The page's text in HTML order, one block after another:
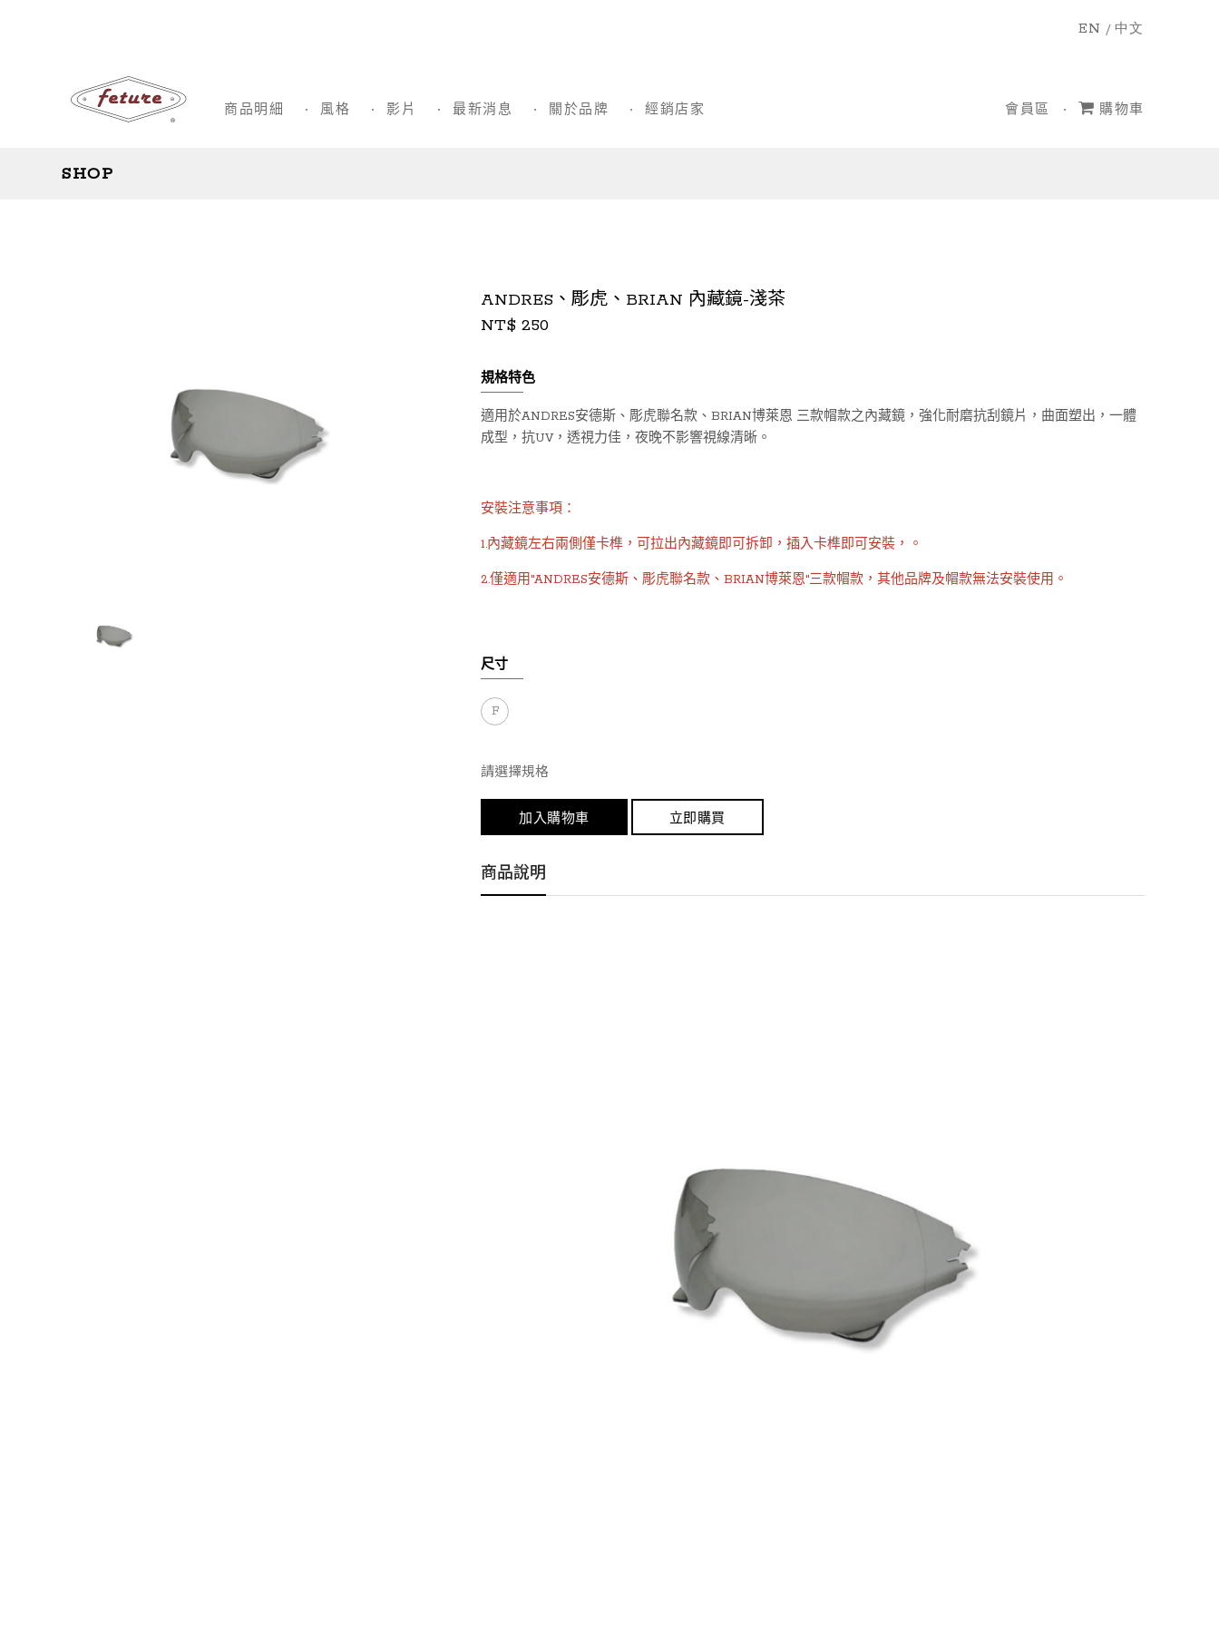
商品明細 風格 影片 最新消息 關於品牌 經銷店家
EN / 中文
會員區 購物車
SHOP
ANDRES、彫虎、BRIAN 內藏鏡-淺茶
NT$ 250
規格特色
適用於ANDRES安德斯、彫虎聯名款、BRIAN博萊恩 三款帽款之內藏鏡，強化耐磨抗刮鏡片，曲面塑出，一體
成型，抗UV，透視力佳，夜晚不影響視線清晰。
安裝注意事項：
1.內藏鏡左右兩側僅卡榫，可拉出內藏鏡即可拆卸，插入卡榫即可安裝，。
2.僅適用"ANDRES安德斯、彫虎聯名款、BRIAN博萊恩"三款帽款，其他品牌及帽款無法安裝使用。
尺寸
F
請選擇規格
加入購物車 立即購買
商品說明